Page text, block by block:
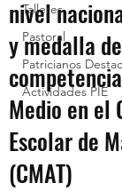
Talleres
Pastoral
Patricianos
Actividades PIE
nivel
y medalla
Medio en el
Escolar de
(CMAT)